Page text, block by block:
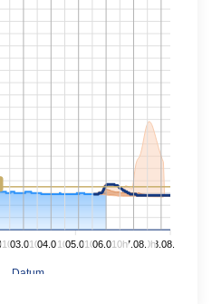
Datum
10h03.08.10h04.08.10h05.08.10h06.08. 08.08.
10h
07.08.
10h